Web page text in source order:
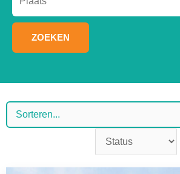
ZOEKEN